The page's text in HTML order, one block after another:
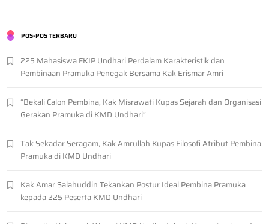
POS-POS TERBARU
225 Mahasiswa FKIP Undhari Perdalam Karakteristik dan
Pembinaan Pramuka Penegak Bersama Kak Erismar Amri
“Bekali Calon Pembina, Kak Misrawati Kupas Sejarah dan Organisasi
Gerakan Pramuka di KMD Undhari”
Tak Sekadar Seragam, Kak Amrullah Kupas Filosofi Atribut Pembina
Pramuka di KMD Undhari
Kak Amar Salahuddin Tekankan Postur Ideal Pembina Pramuka
kepada 225 Peserta KMD Undhari